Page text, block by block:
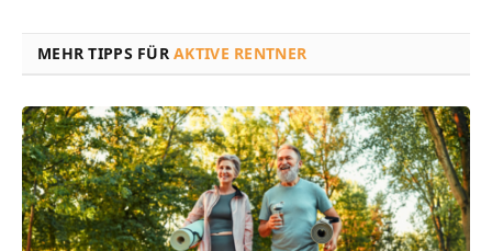
MEHR TIPPS FÜRAKTIVE RENTNER